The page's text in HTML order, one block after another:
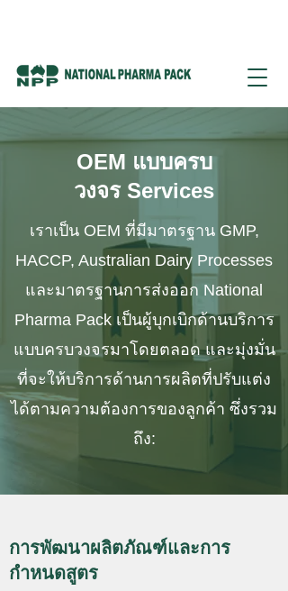
OEM แบบครบ
วงจร Services
เราเป็น OEM ที่มีมาตรฐาน GMP,
HACCP, Australian Dairy Processes
และมาตรฐานการส่งออก National
Pharma Pack เป็นผู้บุกเบิกด้านบริการ
แบบครบวงจรมาโดยตลอด และมุ่งมั่น
ที่จะให้บริการด้านการผลิตที่ปรับแต่ง
ได้ตามความต้องการของลูกค้า ซึ่งรวม
ถึง:
การพัฒนาผลิตภัณฑ์และการ
กำหนดสูตร